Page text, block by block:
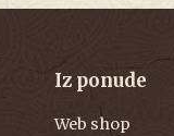
Iz ponude
Web shop